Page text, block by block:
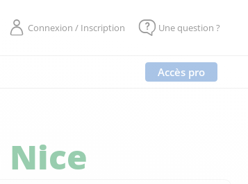
Connexion / Inscription Une question ?
Accès pro
Nice